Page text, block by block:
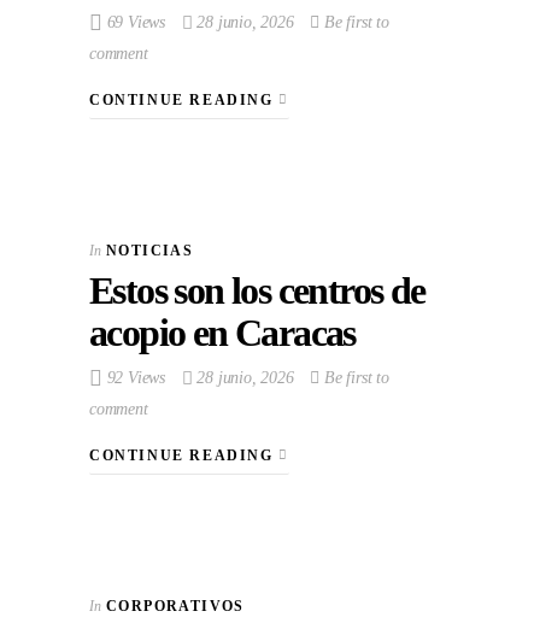
69 Views 28 junio, 2026
Be first to
comment
CONTINUE READING
In NOTICIAS
Estos son los centros de
acopio en Caracas
92 Views 28 junio, 2026
Be first to
comment
CONTINUE READING
In CORPORATIVOS